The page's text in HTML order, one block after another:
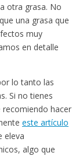
otra grasa. No
una grasa que
muy
en detalle
lo tanto las
Si no tienes
hacer
este artículo
eleva
algo que